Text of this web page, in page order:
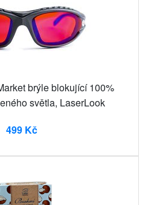
brýle blokující 100%
světla, LaserLook
499 Kč